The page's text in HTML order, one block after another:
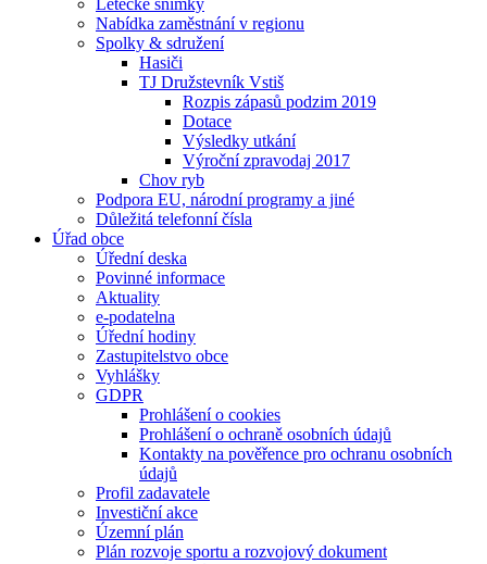
Letecké snímky
Nabídka zaměstnání v regionu
Spolky & sdružení
Hasiči
TJ Družstevník Vstiš
Rozpis zápasů podzim 2019
Dotace
Výsledky utkání
Výroční zpravodaj 2017
Chov ryb
Podpora EU, národní programy a jiné
Důležitá telefonní čísla
Úřad obce
Úřední deska
Povinné informace
Aktuality
e-podatelna
Úřední hodiny
Zastupitelstvo obce
Vyhlášky
GDPR
Prohlášení o cookies
Prohlášení o ochraně osobních údajů
Kontakty na pověřence pro ochranu osobních
údajů
Profil zadavatele
Investiční akce
Územní plán
Plán rozvoje sportu a rozvojový dokument